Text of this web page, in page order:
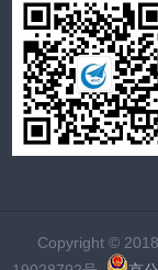
Copyright ©